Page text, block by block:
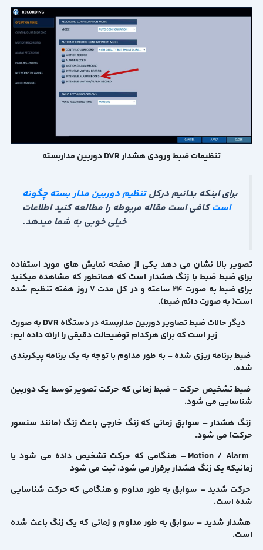
تنظیمات ضبط ورودی هشدار DVR دوربین مداربسته
برای اینکه بدانیم درکلتنظیم دوربین مدار بسته چگونه
استکافی است مقاله مربوطه را مطالعه کنید اطلاعات
خیلی خوبی به شما میدهد.
تصویر بالا نشان می دهد یکی از صفحه نمایش های مورد استفاده
برای ضبط ضبط با زنگ هشدار است که همانطور که مشاهده میکنید
برای ضبط به صورت 24 ساعته و در کل مدت 7 روز هفته تنظیم شده
است( به صورت دائم ضبط).
دیگر حالات ضبط تصاویر دوربین مداربسته در دستگاه DVR به صورت
زیر است که برای هرکدام توضیحالت دقیقی را ارائه داده ایم:
ضبط برنامه ریزی شده – به طور مداوم با توجه به یک برنامه پیکربندی
شده.
ضبط تشخیص حرکت – ضبط زمانی که حرکت تصویر توسط یک دوربین
شناسایی می شود.
زنگ هشدار – سوابق زمانی که زنگ خارجی باعث زنگ (مانند سنسور
حرکت) می شود.
Motion / Alarm – هنگامی که حرکت تشخیص داده می شود یا
زمانیکه یک زنگ هشدار برقرار می شود، ثبت می شود
حرکت شدید – سوابق به طور مداوم و هنگامی که حرکت شناسایی
شده است.
هشدار شدید – سوابق به طور مداوم و زمانی که یک زنگ باعث شده
است.